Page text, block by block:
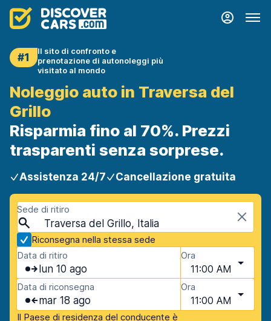
#1
Il sito di confronto e
prenotazione di autonoleggi più
visitato al mondo
Noleggio auto in Traversa del
Grillo
Risparmia fino al 70%. Prezzi
trasparenti senza sorprese.
Assistenza 24/7 Cancellazione gratuita
Sede di ritiro
Traversa del Grillo, Italia
Riconsegna nella stessa sede
Data di ritiro
lun 10 ago
Ora
11:00 AM
Data di riconsegna
mar 18 ago
Ora
11:00 AM
Il Paese di residenza del conducente è